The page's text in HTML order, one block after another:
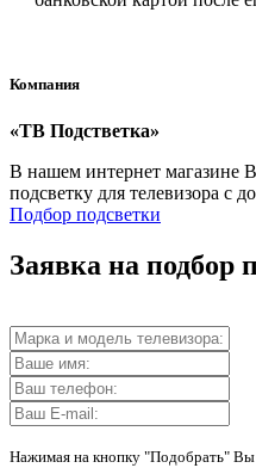
Компания
«ТВ Подстветка»
В нашем интернет магазине
подсветку для телевизора с
Подбор подсветки
Заявка на подбор
Нажимая на кнопку "Подобрать" Вы